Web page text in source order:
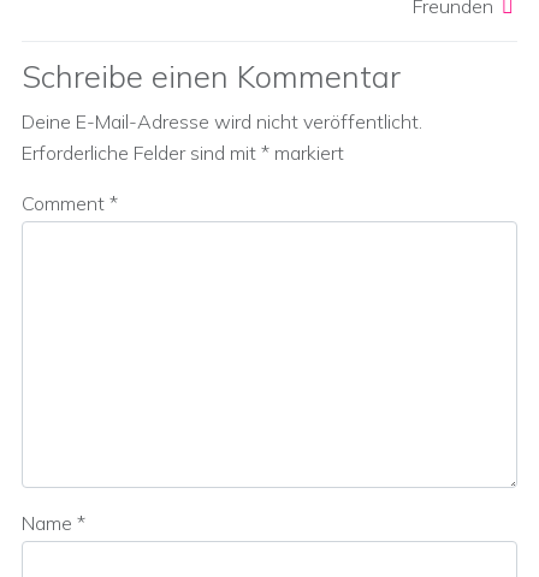
Freunden
Schreibe einen Kommentar
Deine E-Mail-Adresse wird nicht veröffentlicht.
Erforderliche Felder sind mit * markiert
Comment *
Name *